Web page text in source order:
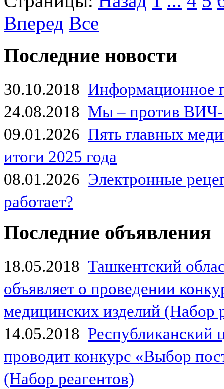
Вперед Все
Последние новости
30.10.2018 Информационное
24.08.2018 Мы – против
09.01.2026 Пять главных
итоги 2025 года
08.01.2026 Электронные
работает?
Последние объявления
18.05.2018 Ташкентский
объявляет о проведении
медицинских изделий (Набор
14.05.2018
проводит конкурс «Выбор
(Набор реагентов)